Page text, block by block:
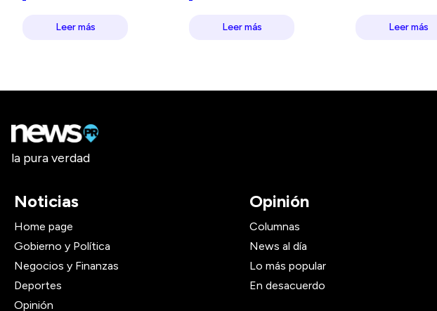
Leer más Leer más Leer más
la pura verdad
Noticias
Home page
Gobierno y Política
Negocios y Finanzas
Deportes
Opinión
Opinión
Columnas
News al día
Lo más popular
En desacuerdo